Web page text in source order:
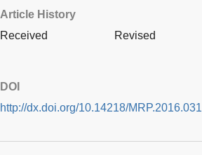
Article History
Received
Revised
DOI
http://dx.doi.org/10.14218/MRP.2016.031